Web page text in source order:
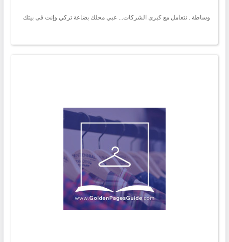
وساطة . نتعامل مع كبرى الشركات... عبي محلك بضاعة تركي وإنت فى بيتك